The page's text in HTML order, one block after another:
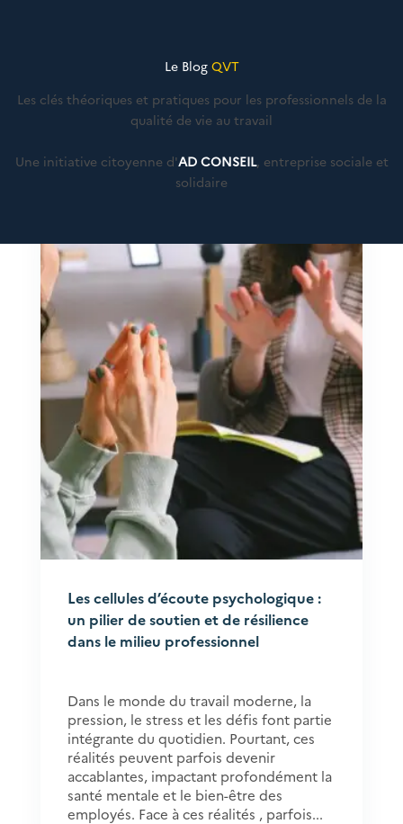
Le Blog QVT
Les clés théoriques et pratiques pour les professionnels de la
qualité de vie au travail
Une initiative citoyenne d'AD CONSEIL, entreprise sociale et
solidaire
Les cellules d’écoute psychologique :
un pilier de soutien et de résilience
dans le milieu professionnel
Dans le monde du travail moderne, la
pression, le stress et les défis font partie
intégrante du quotidien. Pourtant, ces
réalités peuvent parfois devenir
accablantes, impactant profondément la
santé mentale et le bien-être des
employés. Face à ces réalités , parfois...